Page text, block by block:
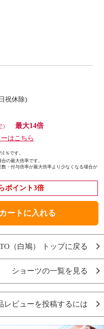
祝休除)
最大14倍
はこちら
％です。
の最大倍率です。
・付与倍率が最大倍率より少なくなる場合が
ポイント3倍
カートに入れる
（白鳩） トップに戻る
ショーツの一覧を見る
レビューを投稿するには